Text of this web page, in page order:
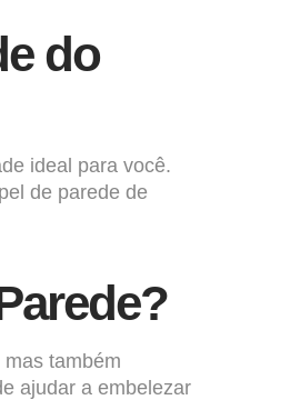
do
ideal para você.
de parede de
também
ajudar a embelezar